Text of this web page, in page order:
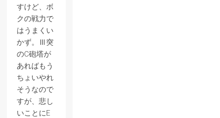
すけど、ボ
クの戦力で
はうまくい
かず。Ⅲ突
のC砲塔が
あればもう
ちょいやれ
そうなので
すが、悲し
いことにE